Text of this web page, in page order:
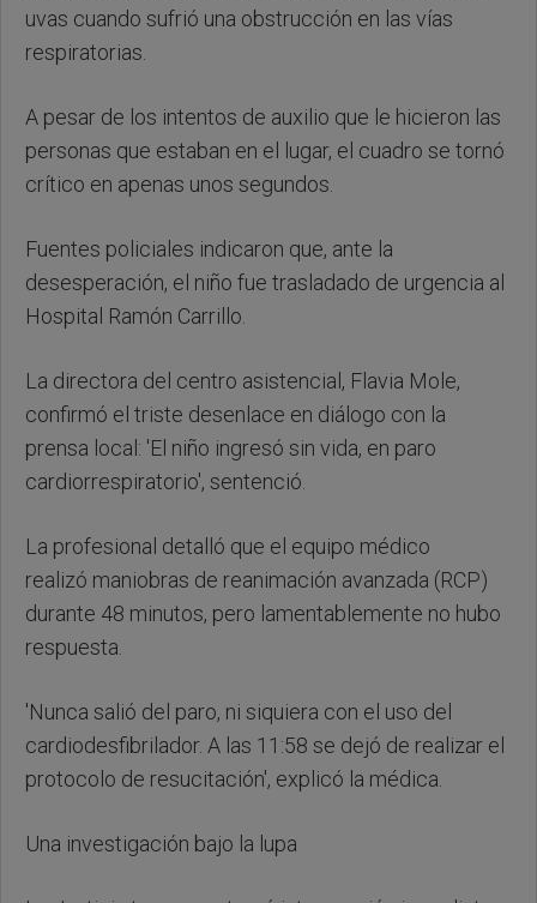
uvas cuando sufrió una obstrucción en las vías
respiratorias.
A pesar de los intentos de auxilio que le hicieron las
personas que estaban en el lugar, el cuadro se tornó
crítico en apenas unos segundos.
Fuentes policiales indicaron que, ante la
desesperación, el niño fue trasladado de urgencia al
Hospital Ramón Carrillo.
La directora del centro asistencial, Flavia Mole,
confirmó el triste desenlace en diálogo con la
prensa local: 'El niño ingresó sin vida, en paro
cardiorrespiratorio', sentenció.
La profesional detalló que el equipo médico
realizó maniobras de reanimación avanzada (RCP)
durante 48 minutos, pero lamentablemente no hubo
respuesta.
'Nunca salió del paro, ni siquiera con el uso del
cardiodesfibrilador. A las 11:58 se dejó de realizar el
protocolo de resucitación', explicó la médica.
Una investigación bajo la lupa